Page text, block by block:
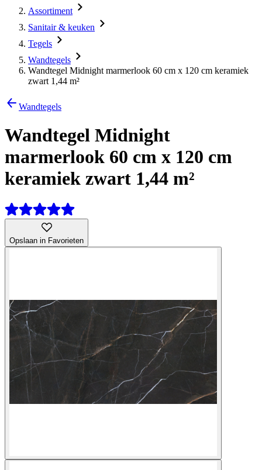
Assortiment
Sanitair & keuken
Tegels
Wandtegels
Wandtegel Midnight marmerlook 60 cm x 120 cm keramiek
zwart 1,44 m²
Wandtegels
Wandtegel Midnight
marmerlook 60 cm x 120 cm
keramiek zwart 1,44 m²
Opslaan in Favorieten